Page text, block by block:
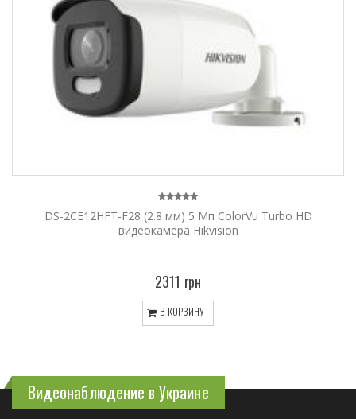
DS-2CE12HFT-F28 (2.8 мм) 5 Мп ColorVu Turbo HD
видеокамера Hikvision
2311 грн
В КОРЗИНУ
Видеонаблюдение в Украине